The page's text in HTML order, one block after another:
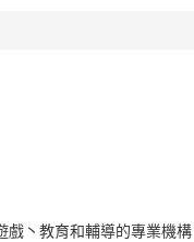
丶教育和輔導的專業機構